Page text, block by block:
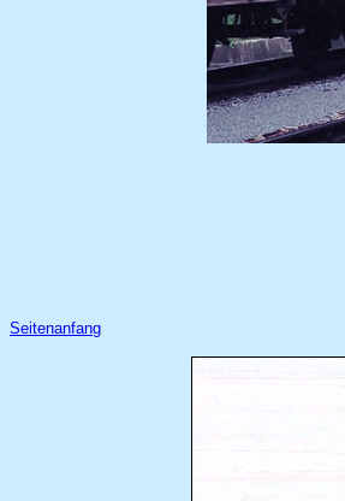
Seitenanfang